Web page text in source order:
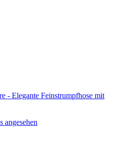
- Elegante Feinstrumpfhose mit
angesehen